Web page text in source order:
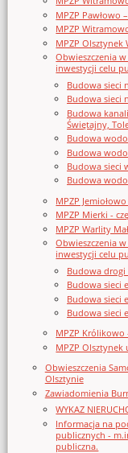
MPZP Pawłowo
MPZP
MPZP Olsztynek
Obwieszczenia
inwestycji celu
Budowa sieci
Budowa sieci
Budowa
Świętajny,
Budowa
Budowa
Budowa sieci
Budowa
MPZP Jemiołowo
MPZP Mierki -
MPZP Warlity
Obwieszczenia
inwestycji celu
Budowa drogi
Budowa sieci
Budowa sieci
Budowa sieci
MPZP Królikowo
MPZP Olsztynek
Obwieszczenia
Olsztynie
Zawiadomienia
WYKAZ
Informacja na
publicznych -
publiczna.